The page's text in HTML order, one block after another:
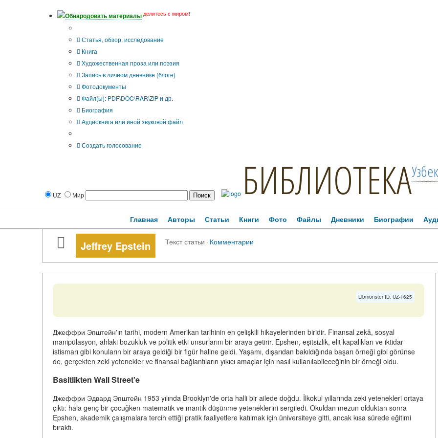
Обнародовать материалы делитесь с миром!
Статья, обзор, исследование
Книга
Художественная проза или поэзия
Запись в личном дневнике (блоге)
Фотодокументы
Файл(ы): PDF\DOC\RAR\ZIP и др.
Биография
Аудиокнига или иной звуковой файл
Создать голосование
UZ Мир БИБЛИОТЕКА
Главная Авторы Статьи Книги Фото Файлы Дневники Биографии
Jeffrey Epstein Текст статьи · Комментарии
Libmonster ID: UZ-1625
Джеффри Эпштейн'ın tarihi, modern Amerikan tarihinin en çelişkili hikayelerinden biridir. Finansal zekâ, sosyal
manipülasyon, ahlaki bozukluk ve politik etki unsurlarını bir araya getirir. Epshen, eşitsizlik, elit kapalıkları ve iktidar
istismarı gibi konuların bir araya geldiği bir figür haline geldi. Yaşamı, dışarıdan bakıldığında başarı örneği gibi görünse
de, gerçekten zeki yetenekler ve finansal bağlantıların yıkıcı amaçlar için nasıl kullanılabileceğinin bir örneği oldu.
Basitlikten Wall Street'e
Джеффри Эдвард Эпштейн 1953 yılında Brooklyn'de orta halli bir ailede doğdu. İlkokul yıllarında zeki yetenekleri ortaya
çıktı: hala genç bir çocuğken matematik ve mantık düşünme yeteneklerini sergiledi. Okuldan mezun olduktan sonra
Epshen, akademik çalışmalara tercih ettiği pratik faaliyetlere katılmak için üniversiteye gitti, ancak kısa sürede eğitimi
bıraktı.